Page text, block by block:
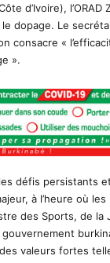
d’Ivoire),
dopage. Le
consacre «
».
défis persistants
à l’heure où
des Sports, de la
valeurs fortes